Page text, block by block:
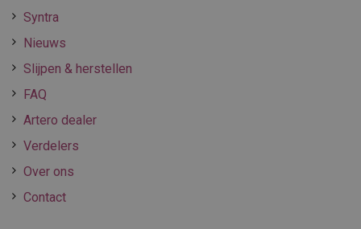
Syntra
Nieuws
Slijpen & herstellen
FAQ
Artero dealer
Verdelers
Over ons
Contact